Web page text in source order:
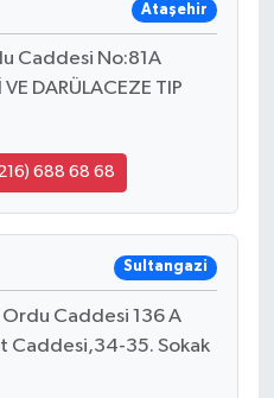
Ataşehir
Caddesi No:81A
DARÜLACEZE TIP
688 68 68
Sultangazi
Caddesi 136 A
Caddesi,34-35. Sokak